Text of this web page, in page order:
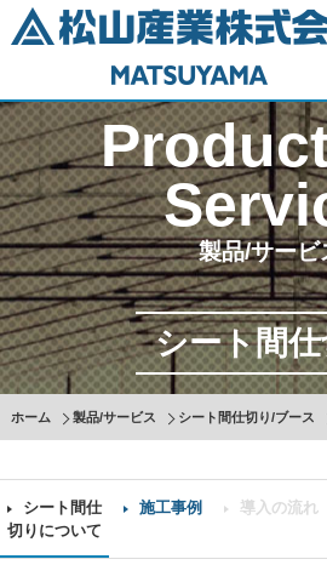
製品/サービ
シート間
ホーム 製品/サービス シート間仕切り/ブース
シート間仕
切りについて
施工事例 導入の流れ